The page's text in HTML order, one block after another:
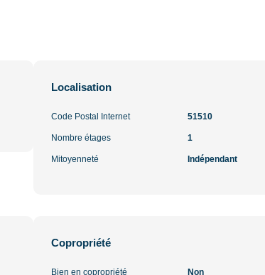
Localisation
Code Postal Internet 51510
Nombre étages 1
Mitoyenneté Indépendant
Copropriété
Bien en copropriété Non